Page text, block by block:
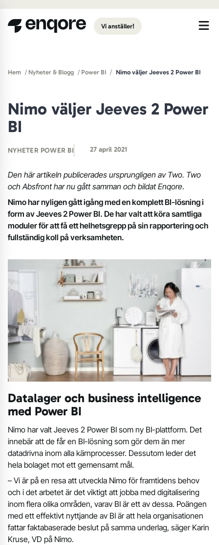
Vi anställer!
Hem / Nyheter & Blogg / Power BI / Nimo väljer Jeeves 2 Power BI
Nimo väljer Jeeves 2 Power
BI
NYHETER POWER BI 27 april 2021
Den här artikeln publicerades ursprungligen av Two. Two
och Absfront har nu gått samman och bildat Enqore.
Nimo har nyligen gått igång med en komplett BI-lösning i
form av Jeeves 2 Power BI. De har valt att köra samtliga
moduler för att få ett helhetsgrepp på sin rapportering och
fullständig koll på verksamheten.
Datalager och business intelligence
med Power BI
Nimo har valt Jeeves 2 Power BI som ny BI-plattform. Det
innebär att de får en BI-lösning som gör dem än mer
datadrivna inom alla kärnprocesser. Dessutom leder det
hela bolaget mot ett gemensamt mål.
– Vi är på en resa att utveckla Nimo för framtidens behov
och i det arbetet är det viktigt att jobba med digitalisering
inom flera olika områden, varav BI är ett av dessa. Poängen
med ett effektivt nyttjande av BI är att hela organisationen
fattar faktabaserade beslut på samma underlag, säger Karin
Kruse, VD på Nimo.